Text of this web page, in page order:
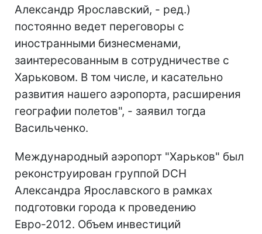
Александр Ярославский, - ред.)
постоянно ведет переговоры с
иностранными бизнесменами,
заинтересованным в сотрудничестве с
Харьковом. В том числе, и касательно
развития нашего аэропорта, расширения
географии полетов", - заявил тогда
Васильченко.
Международный аэропорт "Харьков" был
реконструирован группой DCH
Александра Ярославского в рамках
подготовки города к проведению
Евро-2012. Объем инвестиций